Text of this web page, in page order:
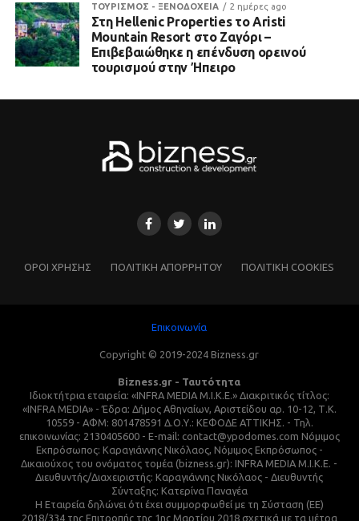
ΤΟΥΡΙΣΜΟΣ - ΞΕΝΟΔΟΧΕΙΑ 2 ημέρες ago
Στη Hellenic Properties το Aristi
Mountain Resort στο Ζαγόρι –
Επιβεβαιώθηκε η επένδυση ορεινού
τουρισμού στην Ήπειρο
ΌΡΟΙ ΧΡΗΣΗΣ ΠΟΛΙΤΙΚΗ ΑΠΟΡΡΗΤΟΥ ΠΟΛΙΤΙΚΗ COOKIES
Επικοινωνία
Copyright © 2019-2024 Bizness.gr
Bizness.gr - Ταυτότητα
Ιδιοκτήτρια εταιρεία: «INFRA MEDIA M.I.K.E.» Διακριτικός τίτλος:
«INFRA MEDIA» - Έδρα: Δήμος Αθηναίων, Αριστείδου αρ. 10-12, Τ.Κ.
10559 - ΑΦΜ: 801478591 Δ.Ο.Υ.: ΚΕΦΟΔΕ ΑΤΤΙΚΗΣ. - Τηλ.
επικοινωνίας: 2130405600 - E-mail: contact@ypodomes.com Νόμιμος
Εκπρόσωπος: Καραγιάννης Νικόλαος, Νόμιμος Εκπρόσωπος -
Δικαιούχος του ονόματος τομέα (bizness.gr): INFRA MEDIA M.I.K.E. -
Διευθυντής/Διαχειριστής: Καραγιάννης Νικόλαος - Διευθυντής
Σύνταξης: Κατερίνα Παναγέα
Η Εταιρεία δηλώνει ότι έχει συμμορφωθεί με τη Σύσταση (ΕΕ)
2018/334 της Επιτροπής της 1ης Μαρτίου 2018 σχετικά με τα μέτρα